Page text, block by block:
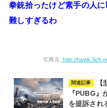
拳銃拾ったけど素手の人
難しすぎるわ
引用元: http://
関連記事
『PUBG
を提訴され